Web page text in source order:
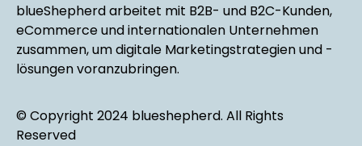
blueShepherd arbeitet mit B2B- und B2C-Kunden,
eCommerce und internationalen Unternehmen
zusammen, um digitale Marketingstrategien und -
lösungen voranzubringen.
© Copyright 2024 blueshepherd. All Rights
Reserved